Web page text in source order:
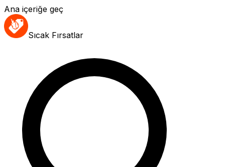
Ana içeriğe geç
Sıcak Fırsatlar